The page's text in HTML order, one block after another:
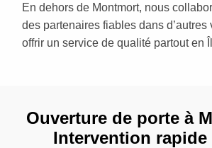
En dehors de Montmort, nous
des partenaires fiables dans
offrir un service de qualité partout en
Ouverture de porte à
Intervention rapide